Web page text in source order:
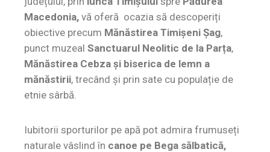
Macedonia, vă oferă ocazia să descoperiți
obiective precum Mănăstirea Timișeni Șag,
punct muzeal Sanctuarul Neolitic de la Parța,
Mănăstirea Cebza și biserica de lemn a
mănăstirii, trecând și prin sate cu populație de
etnie sârbă.
Iubitorii sporturilor pe apă pot admira frumuseți
naturale vâslind în canoe pe Bega sălbatică,